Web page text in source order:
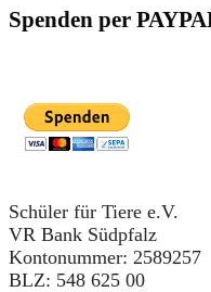
Spenden per
Schüler für Tiere e.V.
VR Bank Südpfalz
Kontonummer: 2589257
BLZ: 548 625 00